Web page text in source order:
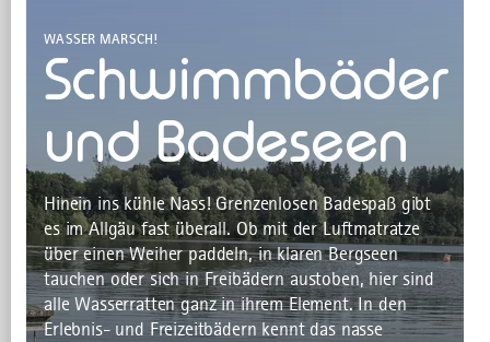
WASSER MARSCH!
Schwimmbäder
und Badeseen
Hinein ins kühle Nass! Grenzenlosen Badespaß gibt
es im Allgäu fast überall. Ob mit der Luftmatratze
über einen Weiher paddeln, in klaren Bergseen
tauchen oder sich in Freibädern austoben, hier sind
alle Wasserratten ganz in ihrem Element. In den
Erlebnis- und Freizeitbädern kennt das nasse